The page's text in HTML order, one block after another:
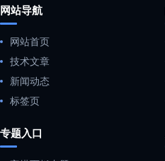
网站导航
网站首页
技术文章
新闻动态
标签页
专题入口